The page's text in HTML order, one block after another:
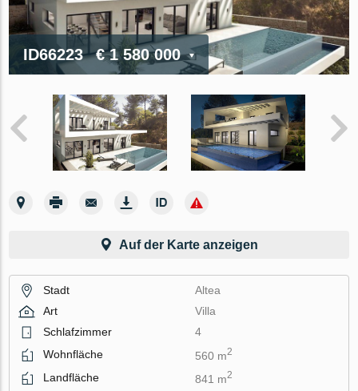
ID66223 € 1 580 000
Auf der Karte anzeigen
Stadt
Altea
Art
Villa
Schlafzimmer
4
Wohnfläche
560 m2
Landfläche 841 m2